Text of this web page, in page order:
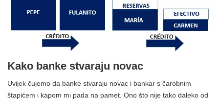
Kako banke stvaraju novac
Uvijek čujemo da banke stvaraju novac i bankar s čarobnim
štapićem i kapom mi pada na pamet. Ono što nije tako daleko od